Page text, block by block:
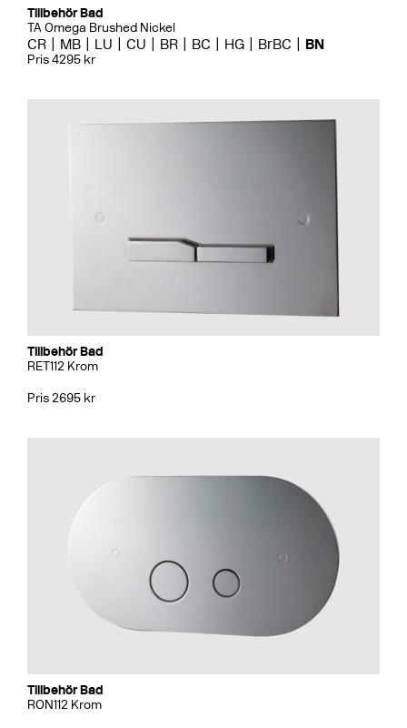
Tillbehör Bad
TA Omega Brushed Nickel
CR MB LU CU BR BC HG BrBC BN
Pris 4295 kr
Tillbehör Bad
RET112 Krom
Pris 2695 kr
Tillbehör Bad
RON112 Krom